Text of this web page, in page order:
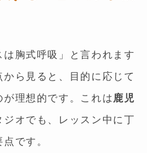
胸式呼吸」と言われます
ら見ると、目的に応じて
理想的です。これは鹿児
ジオでも、レッスン中に丁
です。